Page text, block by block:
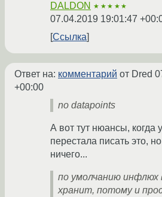
DALDON ★★★★★
07.04.2019 19:01:47
Ссылка
Ответ на: комментарий от Dred
+00:00
no datapoints
А вот тут нюансы, когда
перестала писать это,
ничего...
по умолчанию инфлюх
хранит, потому и